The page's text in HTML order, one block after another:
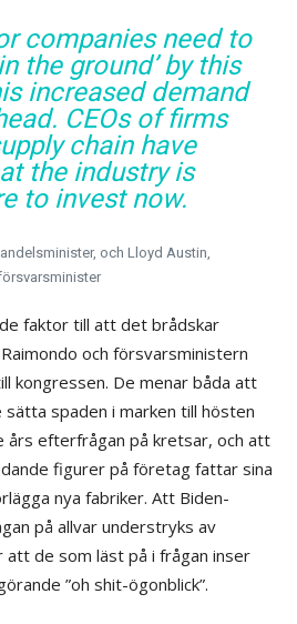
companies need to
the ground’ by this
increased demand
CEOs of firms
chain have
the industry is
to invest now.
och Lloyd Austin,
faktor till att det brådskar
och försvarsministern
kongressen. De menar båda att
spaden i marken till hösten
års efterfrågan på kretsar, och att
figurer på företag fattar sina
nya fabriker. Att Biden-
på allvar understryks av
att de som läst på i frågan inser
”oh shit-ögonblick”.